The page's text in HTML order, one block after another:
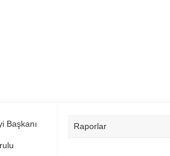
Başkanı Raporlar